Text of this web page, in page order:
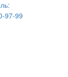
97-99